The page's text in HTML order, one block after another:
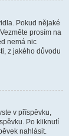
Pokud nějaké
prosím na
nemá nic
z jakého důvodu
v příspěvku,
Po kliknutí
nahlásit.